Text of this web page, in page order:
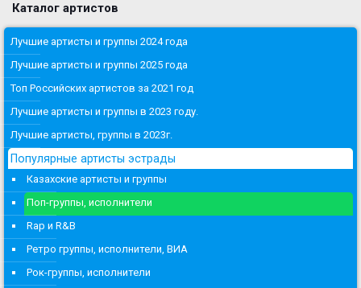
Каталог артистов
Лучшие артисты и группы 2024 года
Лучшие артисты и группы 2025 года
Топ Российских артистов за 2021 год
Лучшие артисты и группы в 2023 году.
Лучшие артисты, группы в 2023г.
Популярные артисты эстрады
Казахские артисты и группы
Поп-группы, исполнители
Rap и R&B
Ретро группы, исполнители, ВИА
Рок-группы, исполнители